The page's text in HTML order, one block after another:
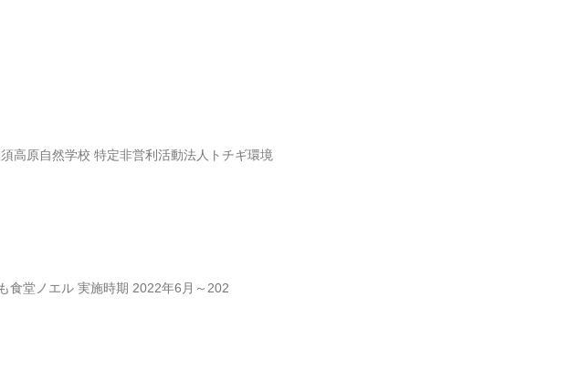
高原自然学校 特定非営利活動法人トチギ環境
食堂ノエル 実施時期 2022年6月～202